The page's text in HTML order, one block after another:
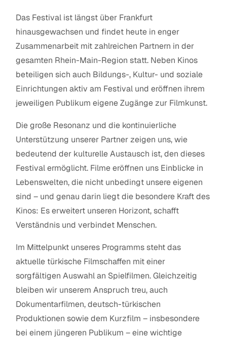
Das Festival ist längst über Frankfurt
hinausgewachsen und findet heute in enger
Zusammenarbeit mit zahlreichen Partnern in der
gesamten Rhein-Main-Region statt. Neben Kinos
beteiligen sich auch Bildungs-, Kultur- und soziale
Einrichtungen aktiv am Festival und eröffnen ihrem
jeweiligen Publikum eigene Zugänge zur Filmkunst.
Die große Resonanz und die kontinuierliche
Unterstützung unserer Partner zeigen uns, wie
bedeutend der kulturelle Austausch ist, den dieses
Festival ermöglicht. Filme eröffnen uns Einblicke in
Lebenswelten, die nicht unbedingt unsere eigenen
sind – und genau darin liegt die besondere Kraft des
Kinos: Es erweitert unseren Horizont, schafft
Verständnis und verbindet Menschen.
Im Mittelpunkt unseres Programms steht das
aktuelle türkische Filmschaffen mit einer
sorgfältigen Auswahl an Spielfilmen. Gleichzeitig
bleiben wir unserem Anspruch treu, auch
Dokumentarfilmen, deutsch-türkischen
Produktionen sowie dem Kurzfilm – insbesondere
bei einem jüngeren Publikum – eine wichtige